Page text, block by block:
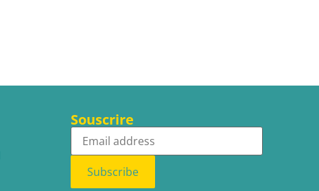
Souscrire
Subscribe